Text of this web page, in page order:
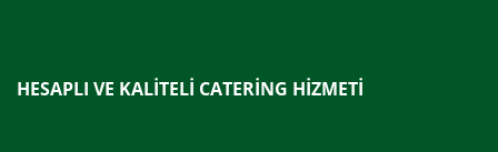
HESAPLI VE KALİTELİ CATERİNG HİZMETİ